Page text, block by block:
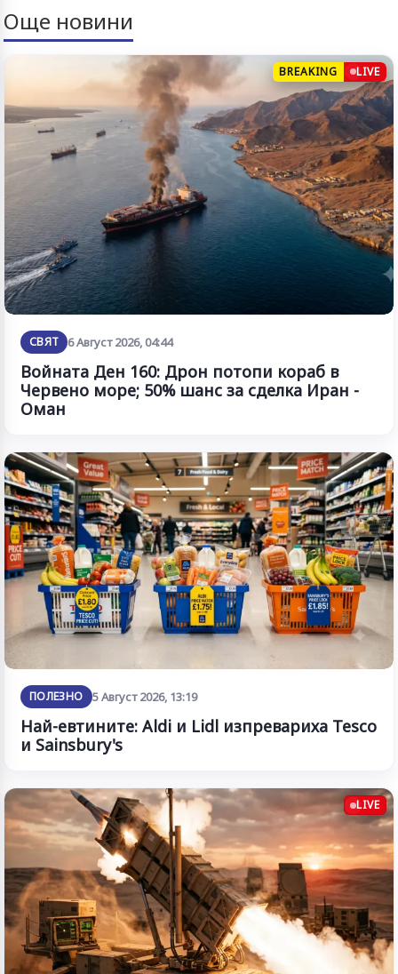
Още новини
BREAKING LIVE
СВЯТ 6 Август 2026, 04:44
Войната Ден 160: Дрон потопи кораб в
Червено море; 50% шанс за сделка Иран -
Оман
ПОЛЕЗНО 5 Август 2026, 13:19
Най-евтините: Aldi и Lidl изпревариха Tesco
и Sainsbury's
LIVE